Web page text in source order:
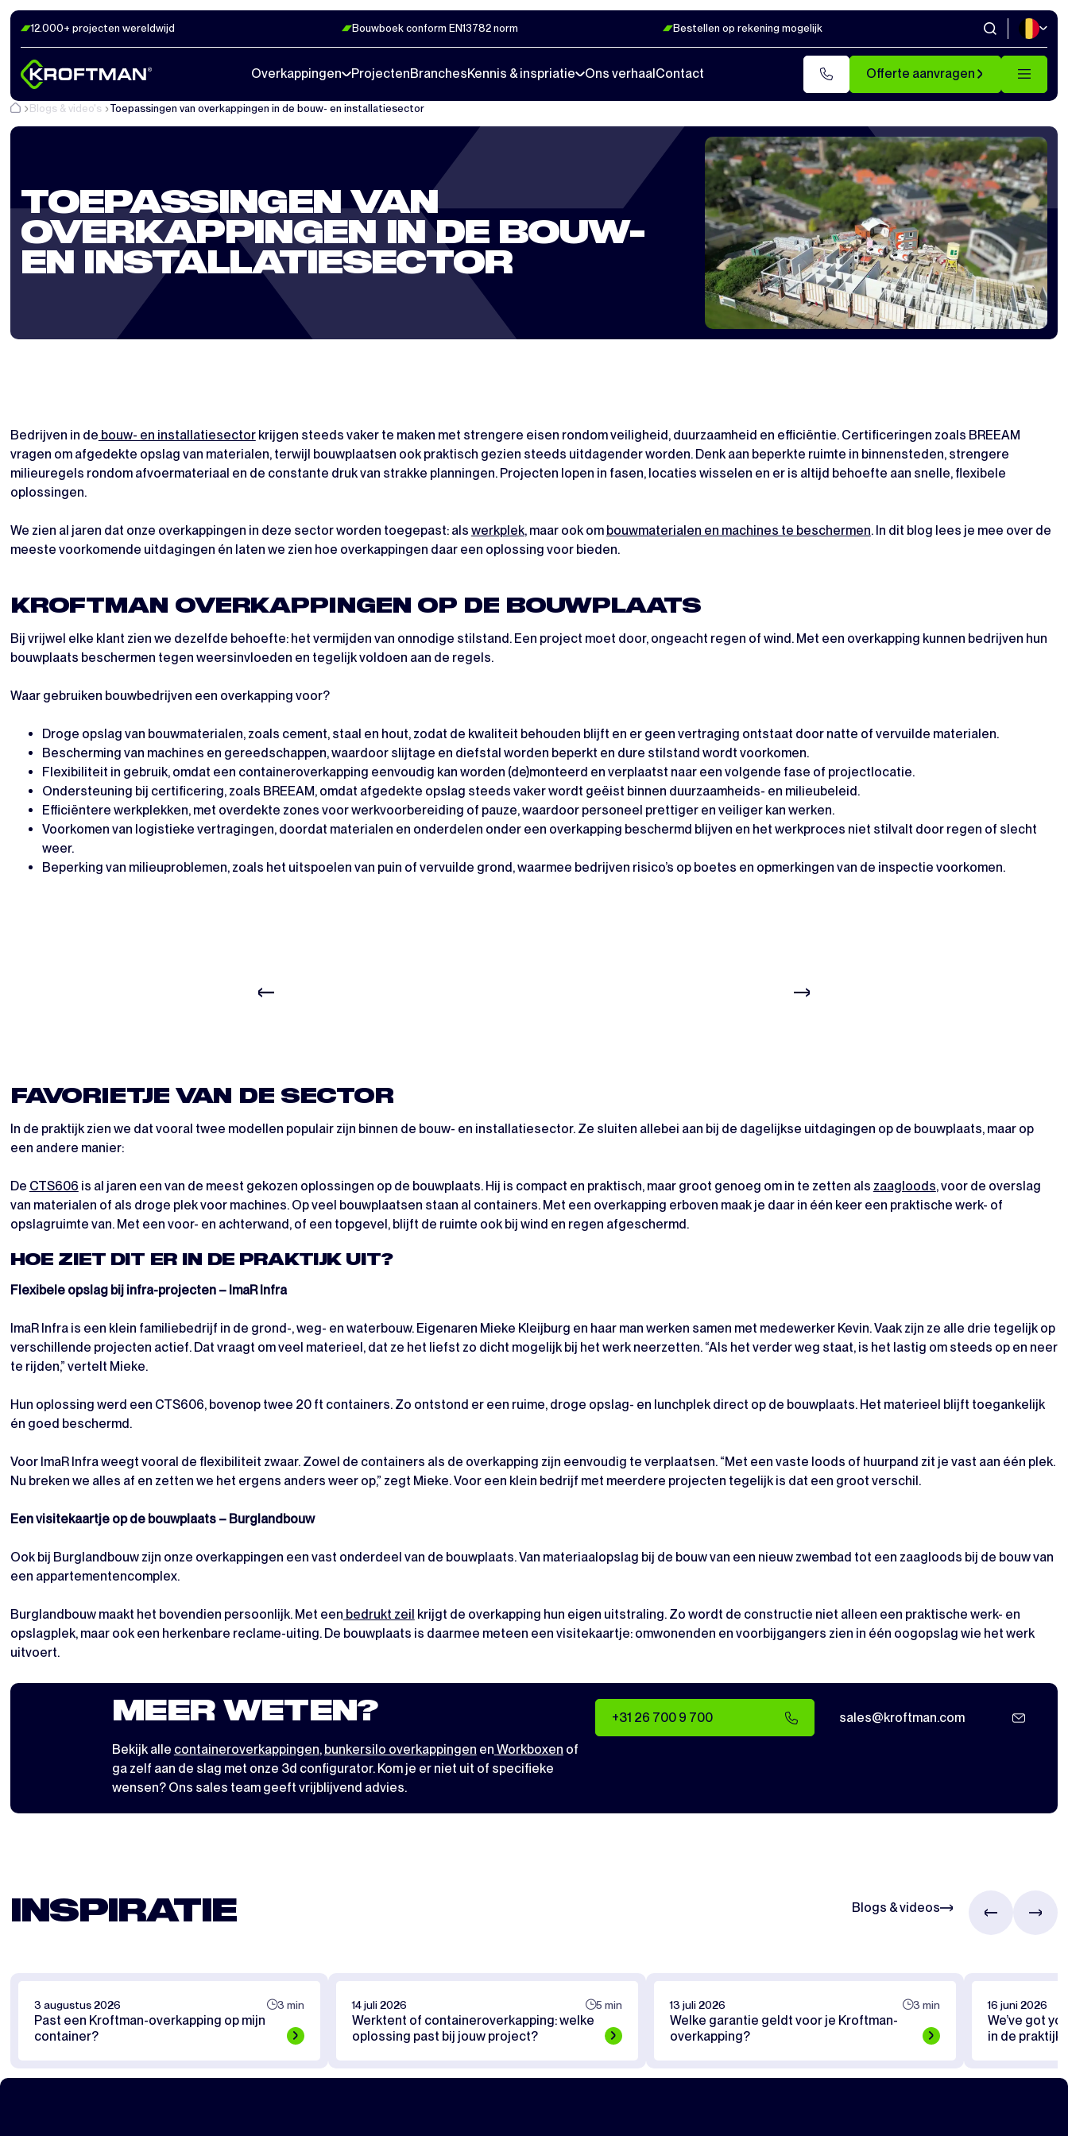
12.000+ projecten wereldwijd Bouwboek conform EN13782 norm Bestellen op rekening mogelijk
Overkappingen ProjectenBranchesKennis & inspriatie Ons verhaal Contact Offerte aanvragen
Blogs & video's Toepassingen van overkappingen in de bouw- en installatiesector
TOEPASSINGEN VAN
OVERKAPPINGEN IN DE BOUW-
EN INSTALLATIESECTOR
Bedrijven in de bouw- en installatiesectorkrijgen steeds vaker te maken met strengere eisen rondom veiligheid, duurzaamheid en efficiëntie. Certificeringen zoals BREEAM
vragen om afgedekte opslag van materialen, terwijl bouwplaatsen ook praktisch gezien steeds uitdagender worden. Denk aan beperkte ruimte in binnensteden, strengere
milieuregels rondom afvoermateriaal en de constante druk van strakke planningen. Projecten lopen in fasen, locaties wisselen en er is altijd behoefte aan snelle, flexibele
oplossingen.
We zien al jaren dat onze overkappingen in deze sector worden toegepast: als werkplek, maar ook om bouwmaterialen en machines te beschermen. In dit blog lees je mee over de
meeste voorkomende uitdagingen én laten we zien hoe overkappingen daar een oplossing voor bieden.
KROFTMAN OVERKAPPINGEN OP DE BOUWPLAATS
Bij vrijwel elke klant zien we dezelfde behoefte: het vermijden van onnodige stilstand. Een project moet door, ongeacht regen of wind. Met een overkapping kunnen bedrijven hun
bouwplaats beschermen tegen weersinvloeden en tegelijk voldoen aan de regels.
Waar gebruiken bouwbedrijven een overkapping voor?
Droge opslag van bouwmaterialen, zoals cement, staal en hout, zodat de kwaliteit behouden blijft en er geen vertraging ontstaat door natte of vervuilde materialen.
Bescherming van machines en gereedschappen, waardoor slijtage en diefstal worden beperkt en dure stilstand wordt voorkomen.
Flexibiliteit in gebruik, omdat een containeroverkapping eenvoudig kan worden (de)monteerd en verplaatst naar een volgende fase of projectlocatie.
Ondersteuning bij certificering, zoals BREEAM, omdat afgedekte opslag steeds vaker wordt geëist binnen duurzaamheids- en milieubeleid.
Efficiëntere werkplekken, met overdekte zones voor werkvoorbereiding of pauze, waardoor personeel prettiger en veiliger kan werken.
Voorkomen van logistieke vertragingen, doordat materialen en onderdelen onder een overkapping beschermd blijven en het werkproces niet stilvalt door regen of slecht
weer.
Beperking van milieuproblemen, zoals het uitspoelen van puin of vervuilde grond, waarmee bedrijven risico’s op boetes en opmerkingen van de inspectie voorkomen.
FAVORIETJE VAN DE SECTOR
In de praktijk zien we dat vooral twee modellen populair zijn binnen de bouw- en installatiesector. Ze sluiten allebei aan bij de dagelijkse uitdagingen op de bouwplaats, maar op
een andere manier:
De CTS606 is al jaren een van de meest gekozen oplossingen op de bouwplaats. Hij is compact en praktisch, maar groot genoeg om in te zetten als zaagloods, voor de overslag
van materialen of als droge plek voor machines. Op veel bouwplaatsen staan al containers. Met een overkapping erboven maak je daar in één keer een praktische werk- of
opslagruimte van. Met een voor- en achterwand, of een topgevel, blijft de ruimte ook bij wind en regen afgeschermd.
HOE ZIET DIT ER IN DE PRAKTIJK UIT?
Flexibele opslag bij infra-projecten – ImaR Infra
ImaR Infra is een klein familiebedrijf in de grond-, weg- en waterbouw. Eigenaren Mieke Kleijburg en haar man werken samen met medewerker Kevin. Vaak zijn ze alle drie tegelijk op
verschillende projecten actief. Dat vraagt om veel materieel, dat ze het liefst zo dicht mogelijk bij het werk neerzetten. “Als het verder weg staat, is het lastig om steeds op en neer
te rijden,” vertelt Mieke.
Hun oplossing werd een CTS606, bovenop twee 20 ft containers. Zo ontstond er een ruime, droge opslag- en lunchplek direct op de bouwplaats. Het materieel blijft toegankelijk
én goed beschermd.
Voor ImaR Infra weegt vooral de flexibiliteit zwaar. Zowel de containers als de overkapping zijn eenvoudig te verplaatsen. “Met een vaste loods of huurpand zit je vast aan één plek.
Nu breken we alles af en zetten we het ergens anders weer op,” zegt Mieke. Voor een klein bedrijf met meerdere projecten tegelijk is dat een groot verschil.
Een visitekaartje op de bouwplaats – Burglandbouw
Ook bij Burglandbouw zijn onze overkappingen een vast onderdeel van de bouwplaats. Van materiaalopslag bij de bouw van een nieuw zwembad tot een zaagloods bij de bouw van
een appartementencomplex.
Burglandbouw maakt het bovendien persoonlijk. Met een bedrukt zeil krijgt de overkapping hun eigen uitstraling. Zo wordt de constructie niet alleen een praktische werk- en
opslagplek, maar ook een herkenbare reclame-uiting. De bouwplaats is daarmee meteen een visitekaartje: omwonenden en voorbijgangers zien in één oogopslag wie het werk
uitvoert.
MEER WETEN?
Bekijk alle containeroverkappingen, bunkersilo overkappingen en Workboxen of
ga zelf aan de slag met onze 3d configurator. Kom je er niet uit of specifieke
wensen? Ons sales team geeft vrijblijvend advies.
+31 26 700 9 700 sales@kroftman.com
INSPIRATIE Blogs & videos
3 augustus 2026 3 min
Past een Kroftman-overkapping op mijn
container?
14 juli 2026 5 min
Werktent of containeroverkapping: welke
oplossing past bij jouw project?
13 juli 2026 3 min
Welke garantie geldt voor je Kroftman-
overkapping?
16 juni 2026
We’ve got
in de praktijk?